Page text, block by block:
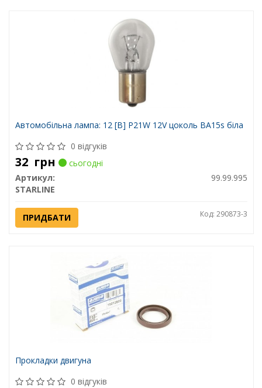
Автомобiльна лампа: 12 [В] P21W 12V цоколь BA15s біла
0 відгуків
32 грн
сьогодні
Артикул:
99.99.995
STARLINE
ПРИДБАТИ Код: 290873-3
Прокладки двигуна
0 відгуків